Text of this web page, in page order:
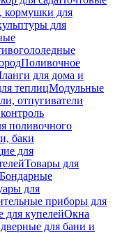
кормушки для
для
Поливочное
для дома и
теплицМодульные
отпугиватели
поливочного
баки
для
Товары для
Бондарные
для
приборы для
купелейОкна
для бани и